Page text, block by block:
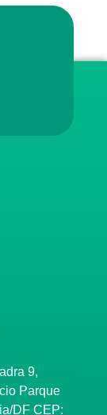
9,
Parque
DF CEP: